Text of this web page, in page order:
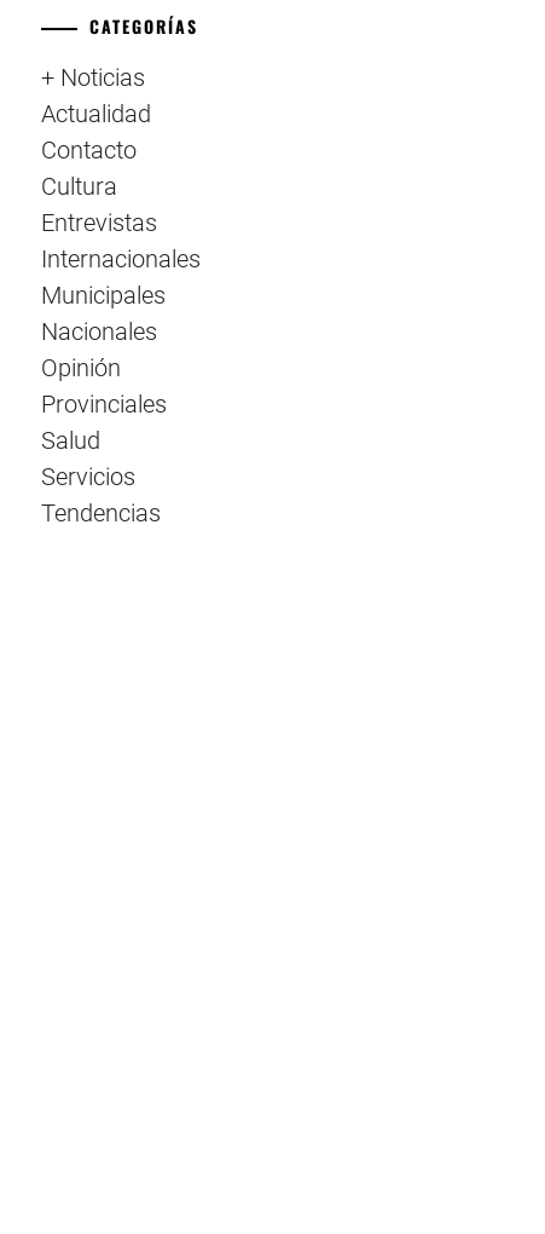
CATEGORÍAS
+ Noticias
Actualidad
Contacto
Cultura
Entrevistas
Internacionales
Municipales
Nacionales
Opinión
Provinciales
Salud
Servicios
Tendencias